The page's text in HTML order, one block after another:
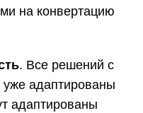
на конвертацию
. Все решений с
уже адаптированы
адаптированы